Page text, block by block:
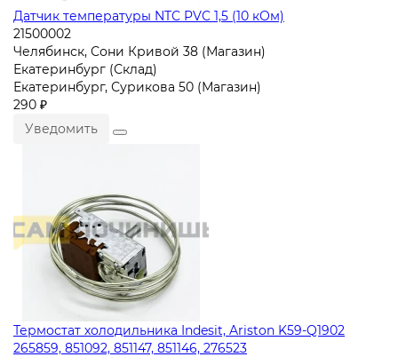
Датчик температуры NTC PVC 1,5 (10 кОм)
21500002
Челябинск, Сони Кривой 38 (Магазин)
Екатеринбург (Склад)
Екатеринбург, Сурикова 50 (Магазин)
290 ₽
Уведомить
Термостат холодильника Indesit, Ariston K59-Q1902
265859, 851092, 851147, 851146, 276523